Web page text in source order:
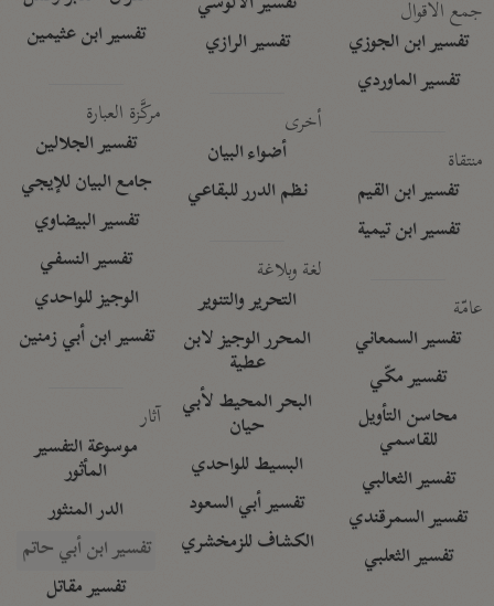
جمع الأقوال
تفسير ابن الجوزي
تفسير الماوردي
منتقاة
تفسير ابن القيم
تفسير ابن تيمية
عامّة
تفسير السمعاني
تفسير مكّي
محاسن التأويل
للقاسمي
تفسير الثعالبي
تفسير السمرقندي
تفسير الثعلبي
تفسير الرازي
أخرى
أضواء البيان
نظم الدرر للبقاعي
لغة وبلاغة
التحرير والتنوير
المحرر الوجيز لابن
عطية
البحر المحيط لأبي
حيان
البسيط للواحدي
تفسير أبي السعود
الكشاف للزمخشري
تفسير ابن عثيمين
مركَّزة العبارة
تفسير الجلالين
جامع البيان للإيجي
تفسير البيضاوي
تفسير النسفي
الوجيز للواحدي
تفسير ابن أبي زمنين
آثار
موسوعة التفسير
المأثور
الدر المنثور
تفسير ابن أبي حاتم
تفسير مقاتل